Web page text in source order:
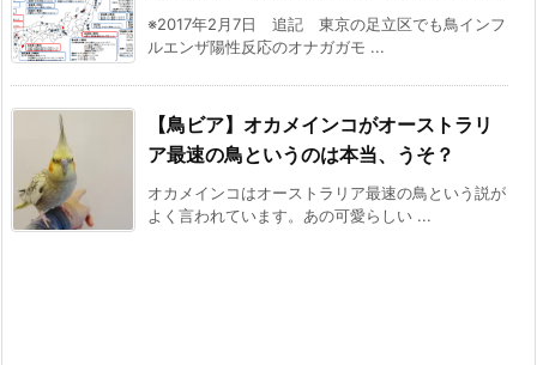
※2017年2月7日 追記 東京の足立区でも鳥インフ
ルエンザ陽性反応のオナガガモ ...
【鳥ビア】オカメインコがオーストラリ
ア最速の鳥というのは本当、うそ？
オカメインコはオーストラリア最速の鳥という説が
よく言われています。あの可愛らしい ...